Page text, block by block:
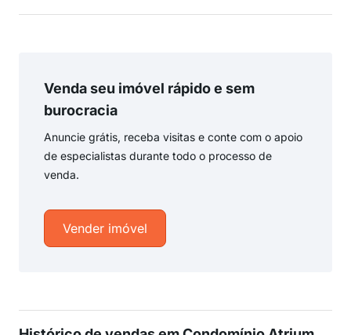
Venda seu imóvel rápido e sem
burocracia
Anuncie grátis, receba visitas e conte com o apoio
de especialistas durante todo o processo de
venda.
Vender imóvel